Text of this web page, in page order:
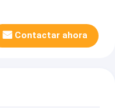
Contactar ahora